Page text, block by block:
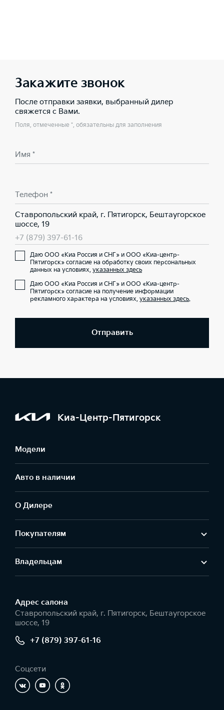
Закажите звонок
После отправки заявки, выбранный дилер
свяжется с Вами.
Поля, отмеченные *, обязательны для заполнения
Имя *
Телефон *
Ставропольский край, г. Пятигорск, Бештаугорское
шоссе, 19
+7 (879) 397-61-16
Даю ООО «Киа Россия и СНГ» и ООО «Киа-центр-
Пятигорск» согласие на обработку своих персональных
данных на условиях, указанных здесь
Даю ООО «Киа Россия и СНГ» и ООО «Киа-центр-
Пятигорск» согласие на получение информации
рекламного характера на условиях, указанных здесь.
Отправить
Киа-Центр-Пятигорск
Модели
Авто в наличии
О Дилере
Покупателям
Владельцам
Адрес салонa
Ставропольский край, г. Пятигорск, Бештаугорское
шоссе, 19
+7 (879) 397-61-16
Соцсети